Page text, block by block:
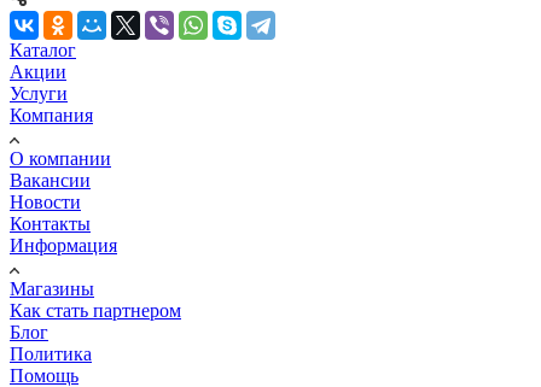
Каталог
Акции
Услуги
Компания
О компании
Вакансии
Новости
Контакты
Информация
Магазины
Как стать партнером
Блог
Политика
Помощь